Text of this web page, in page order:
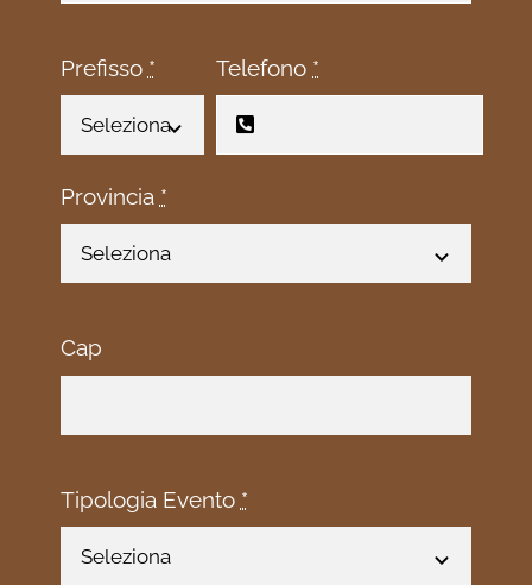
Prefisso * Telefono *
Provincia *
Cap
Tipologia Evento *